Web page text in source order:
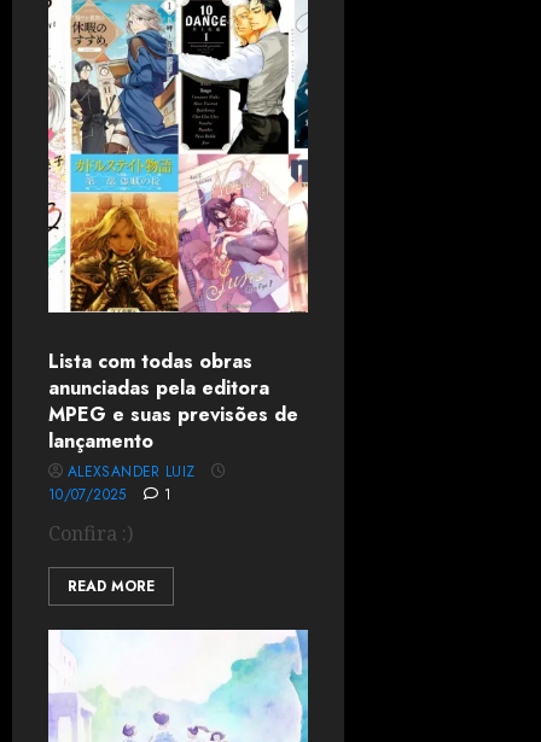
Lista com todas obras
anunciadas pela editora
MPEG e suas previsões de
lançamento
ALEXSANDER LUIZ
10/07/2025
1
Confira :)
READ MORE